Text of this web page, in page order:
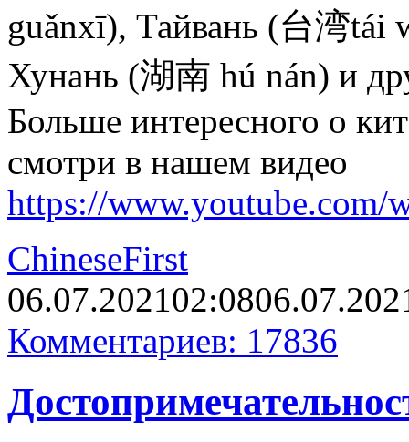
guǎnxī), Тайвань (台湾tái
Хунань (湖南 hú nán) и
Больше интересного о
смотри в нашем видео
https://
ChineseFirst
06.07.202102:08
Комментариев: 17836